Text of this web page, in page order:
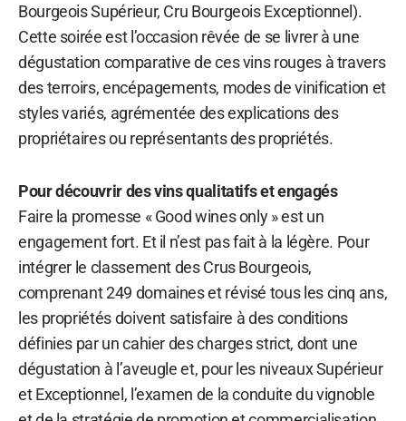
Bourgeois Supérieur, Cru Bourgeois Exceptionnel).
Cette soirée est l’occasion rêvée de se livrer à une
dégustation comparative de ces vins rouges à travers
des terroirs, encépagements, modes de vinification et
styles variés, agrémentée des explications des
propriétaires ou représentants des propriétés.
Pour découvrir des vins qualitatifs et engagés
Faire la promesse « Good wines only » est un
engagement fort. Et il n’est pas fait à la légère. Pour
intégrer le classement des Crus Bourgeois,
comprenant 249 domaines et révisé tous les cinq ans,
les propriétés doivent satisfaire à des conditions
définies par un cahier des charges strict, dont une
dégustation à l’aveugle et, pour les niveaux Supérieur
et Exceptionnel, l’examen de la conduite du vignoble